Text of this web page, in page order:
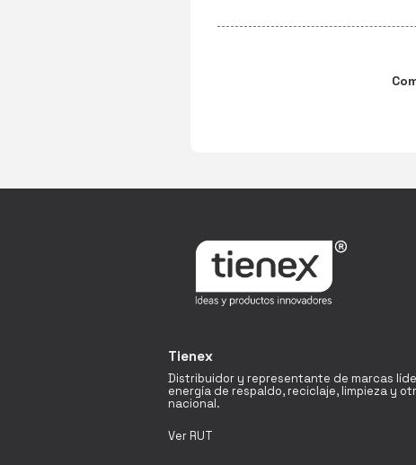
Tienex
Distribuidor y representante de marcas
energía de respaldo, reciclaje, limpieza y
nacional.
Ver RUT